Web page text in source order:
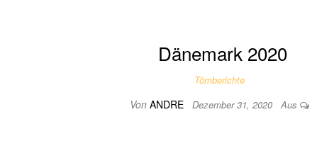
Dänemark 2020
Törnberichte
Von ANDRE Dezember 31, 2020 Aus